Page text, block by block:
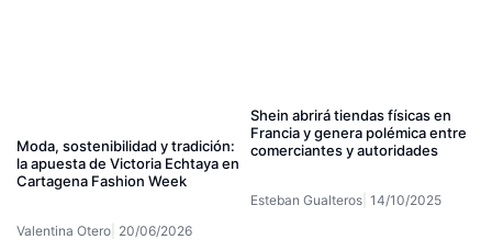
Moda, sostenibilidad y tradición:
la apuesta de Victoria Echtaya en
Cartagena Fashion Week
Valentina Otero 20/06/2026
Shein abrirá tiendas físicas en
Francia y genera polémica entre
comerciantes y autoridades
Esteban Gualteros 14/10/2025